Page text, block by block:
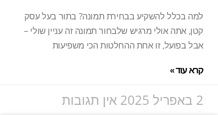
למה בכלל להשקיע בבחירת תמונה? בתור בעל עסק
קטן, אתה אולי מרגיש שלבחור תמונה זה עניין שולי –
אבל בפועל, זו אחת ההחלטות הכי משפיעות
קרא עוד »
2 באפריל 2025 אין תגובות